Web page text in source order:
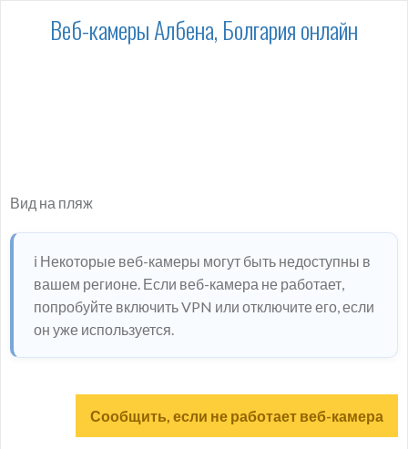
Веб-камеры Албена, Болгария онлайн
Вид на пляж
ℹ️ Некоторые веб-камеры могут быть недоступны в
вашем регионе. Если веб-камера не работает,
попробуйте включить VPN или отключите его, если
он уже используется.
Сообщить, если не работает веб-камера